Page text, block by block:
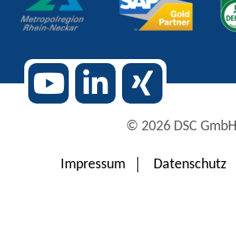
© 2026 DSC GmbH
Impressum Datenschutz